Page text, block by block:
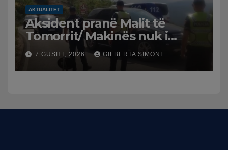
AKTUALITET
Aksident pranë Malit të
Tomorrit/ Makinës nuk i
punuan frenat dhe doli nga
rruga, plagosen 7 persona,
dy në gjendje të rëndë te
7 GUSHT, 2026 GILBERTA SIMONI